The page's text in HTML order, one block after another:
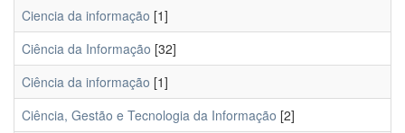
Ciencia da informação [1]
Ciência da Informação [32]
Ciência da informação [1]
Ciência, Gestão e Tecnologia da Informação [2]